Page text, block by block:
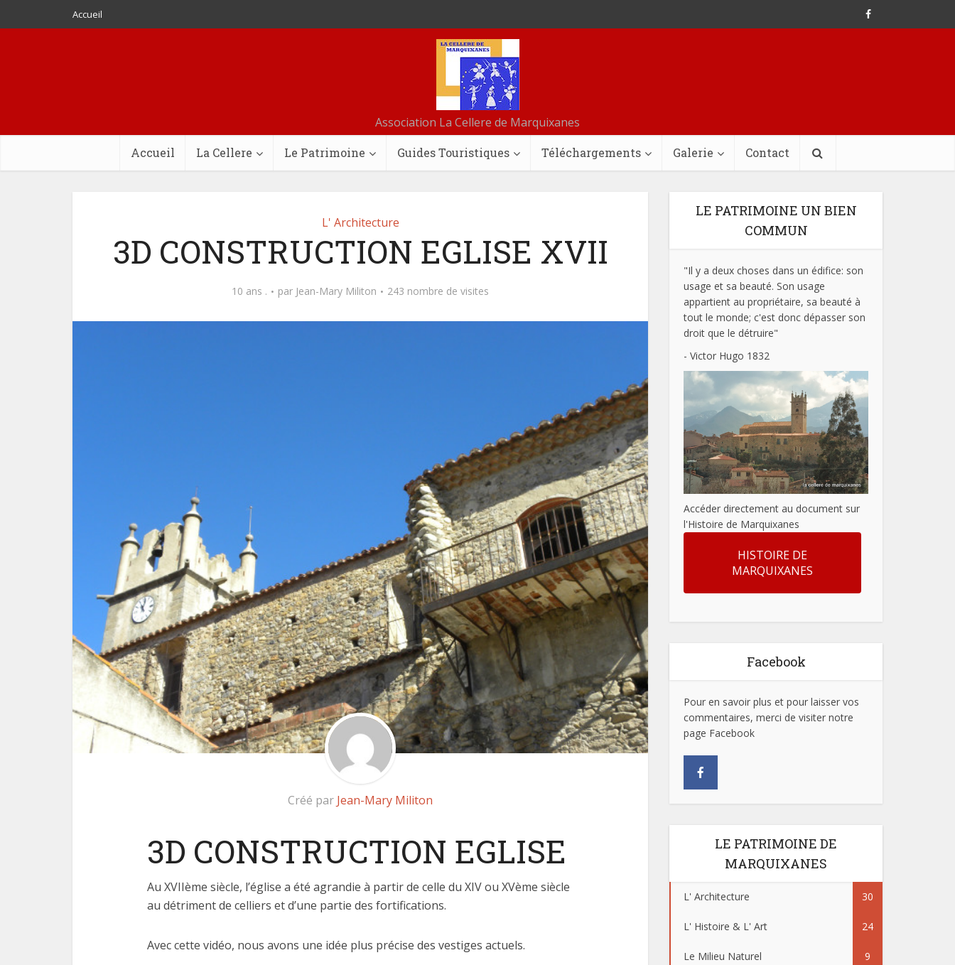
Accueil
Association La Cellere de Marquixanes
Accueil La Cellere Le Patrimoine Guides Touristiques Téléchargements Galerie Contact
L' Architecture
3D CONSTRUCTION EGLISE XVII
10 ans . par Jean-Mary Militon 243 nombre de visites
Créé par Jean-Mary Militon
3D CONSTRUCTION EGLISE
Au XVIIème siècle, l’église a été agrandie à partir de celle du XIV ou XVème siècle
au détriment de celliers et d’une partie des fortifications.
Avec cette vidéo, nous avons une idée plus précise des vestiges actuels.
LE PATRIMOINE UN BIEN
COMMUN
"Il y a deux choses dans un édifice: son
usage et sa beauté. Son usage
appartient au propriétaire, sa beauté à
tout le monde; c'est donc dépasser son
droit que le détruire"
- Victor Hugo 1832
Accéder directement au document sur
l'Histoire de Marquixanes
HISTOIRE DE
MARQUIXANES
Facebook
Pour en savoir plus et pour laisser vos
commentaires, merci de visiter notre
page Facebook
LE PATRIMOINE DE
MARQUIXANES
L' Architecture 30
L' Histoire & L' Art 24
Le Milieu Naturel 9